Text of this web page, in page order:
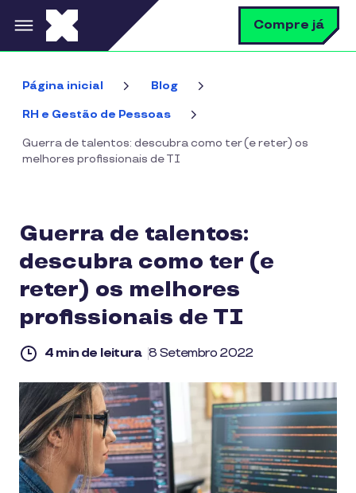
Pular para o conteúdo principal Compre já
Página inicial Blog
RH e Gestão de Pessoas
Guerra de talentos: descubra como ter (e reter) os
melhores profissionais de TI
Guerra de talentos:
descubra como ter (e
reter) os melhores
profissionais de TI
4 min de leitura 8 Setembro 2022